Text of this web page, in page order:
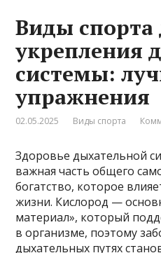
Виды спорта
укрепления
системы:
упражнения
02.05.2025 Виды спорта
Здоровье дыхательной
важная часть общего
богатство, которое
жизни. Кислород —
материал», который
в организме, поэтому
дыхательных путях